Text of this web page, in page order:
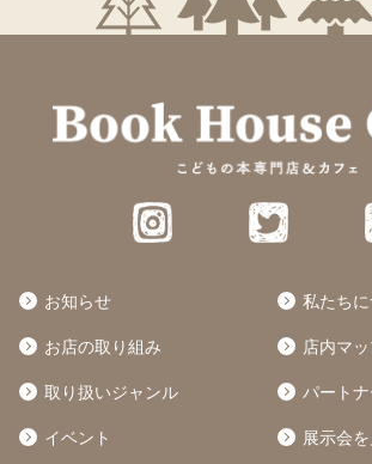
お知らせ 私たち
お店の取り組み 店内マ
取り扱いジャンル パート
イベント 展示会